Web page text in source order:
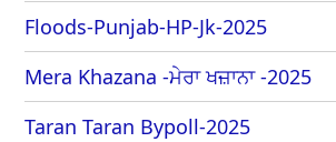
Floods-Punjab-HP-Jk-2025
Mera Khazana -ਮੇਰਾ ਖਜ਼ਾਨਾ -2025
Taran Taran Bypoll-2025